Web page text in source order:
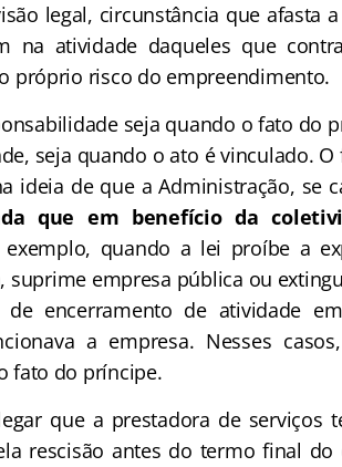
legal, circunstância que afasta
na atividade daqueles que
próprio risco do empreendimento.
seja quando o fato do
seja quando o ato é vinculado.
ideia de que a Administração, se
que em benefício da
quando a lei proíbe a
empresa pública ou
encerramento de atividade
a empresa. Nesses
fato do príncipe.
que a prestadora de serviços
rescisão antes do termo final do